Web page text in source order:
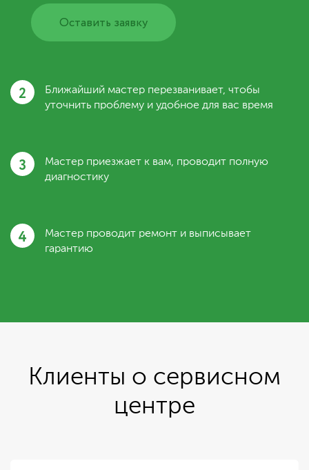
Оставить заявку
2
Ближайший мастер перезванивает, чтобы
уточнить проблему и удобное для вас время
3
Мастер приезжает к вам, проводит полную
диагностику
4
Мастер проводит ремонт и выписывает
гарантию
Клиенты о сервисном
центре